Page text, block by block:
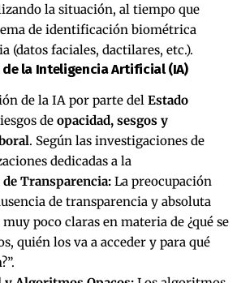
la situación, al tiempo que
de identificación biométrica
(datos faciales, dactilares, etc.).
de la Inteligencia Artificial (IA)
de la IA por parte del Estado
de opacidad, sesgos y
. Según las investigaciones de
dedicadas a la
de Transparencia: La preocupación
de transparencia y absoluta
muy poco claras en materia de ¿qué se
quién los va a acceder y para qué